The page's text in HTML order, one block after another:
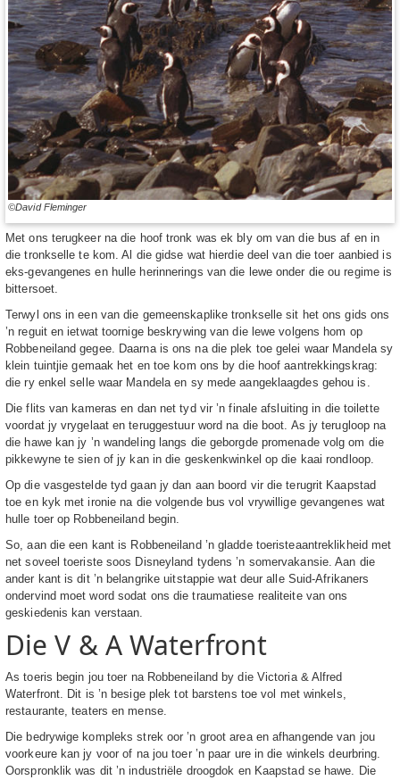
©David Fleminger
Met ons terugkeer na die hoof tronk was ek bly om van die bus af en in
die tronkselle te kom. Al die gidse wat hierdie deel van die toer aanbied is
eks-gevangenes en hulle herinnerings van die lewe onder die ou regime is
bittersoet.
Terwyl ons in een van die gemeenskaplike tronkselle sit het ons gids ons
’n reguit en ietwat toornige beskrywing van die lewe volgens hom op
Robbeneiland gegee. Daarna is ons na die plek toe gelei waar Mandela sy
klein tuintjie gemaak het en toe kom ons by die hoof aantrekkingskrag:
die ry enkel selle waar Mandela en sy mede aangeklaagdes gehou is.
Die flits van kameras en dan net tyd vir ’n finale afsluiting in die toilette
voordat jy vrygelaat en teruggestuur word na die boot. As jy terugloop na
die hawe kan jy ’n wandeling langs die geborgde promenade volg om die
pikkewyne te sien of jy kan in die geskenkwinkel op die kaai rondloop.
Op die vasgestelde tyd gaan jy dan aan boord vir die terugrit Kaapstad
toe en kyk met ironie na die volgende bus vol vrywillige gevangenes wat
hulle toer op Robbeneiland begin.
So, aan die een kant is Robbeneiland ’n gladde toeristeaantreklikheid met
net soveel toeriste soos Disneyland tydens ’n somervakansie. Aan die
ander kant is dit ’n belangrike uitstappie wat deur alle Suid-Afrikaners
ondervind moet word sodat ons die traumatiese realiteite van ons
geskiedenis kan verstaan.
Die V & A Waterfront
As toeris begin jou toer na Robbeneiland by die Victoria & Alfred
Waterfront. Dit is ’n besige plek tot barstens toe vol met winkels,
restaurante, teaters en mense.
Die bedrywige kompleks strek oor ’n groot area en afhangende van jou
voorkeure kan jy voor of na jou toer ’n paar ure in die winkels deurbring.
Oorspronklik was dit ’n industriële droogdok en Kaapstad se hawe. Die